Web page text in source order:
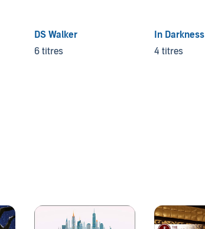
DS Walker
6 titres
In Darkness
4 titres